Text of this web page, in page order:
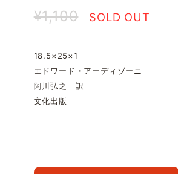
¥1,100 SOLD OUT
18.5×25×1
エドワード・アーディゾーニ
阿川弘之 訳
文化出版